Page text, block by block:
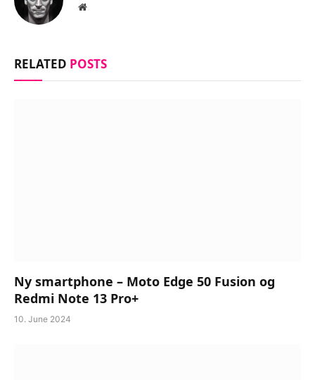
Website
RELATED POSTS
Ny smartphone – Moto Edge 50 Fusion og
Redmi Note 13 Pro+
10. June 2024